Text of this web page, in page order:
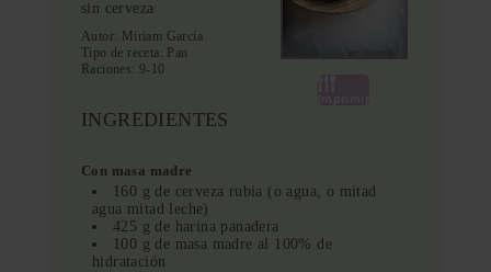
sin cerveza
Autor: Miriam García
Tipo de receta: Pan
Raciones:9-10
INGREDIENTES
Con masa madre
160 g de cerveza rubia (o agua, o mitad
agua mitad leche)
425 g de harina panadera
100 g de masa madre al 100% de
hidratación